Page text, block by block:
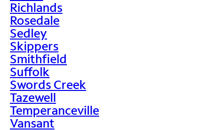
Richlands
Rosedale
Sedley
Skippers
Smithfield
Suffolk
Swords Creek
Tazewell
Temperanceville
Vansant